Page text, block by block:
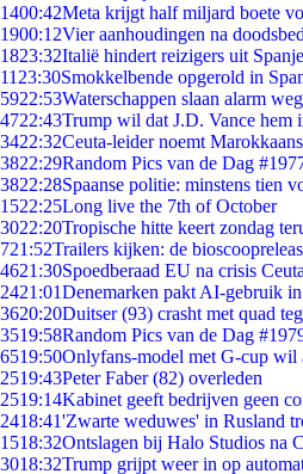
1400:42Meta krijgt half miljard boete
1900:12Vier aanhoudingen na
1823:32Italië hindert reizigers uit
11 23:30Smokkelbende opgerold in
5922:53Waterschappen slaan alarm
4722:43Trump wil dat J.D. Vance hem
3422:32Ceuta-leider noemt
3822:29Random Pics van de Dag
3822:28Spaanse politie: minstens tien
1522:25Long live the 7th of October
3022:20Tropische hitte keert zondag
721:52Trailers kijken: de
4621:30Spoedberaad EU na crisis
2421:01Denemarken pakt AI-gebruik
3620:20Duitser (93) crasht met quad
3519:58Random Pics van de Dag
6519:50Onlyfans-model met G-cup wil
2519:43Peter Faber (82) overleden
2519:14Kabinet geeft bedrijven geen
2418:41'Zwarte weduwes' in Rusland
1518:32Ontslagen bij Halo Studios na
3018:32Trump grijpt weer in op